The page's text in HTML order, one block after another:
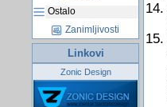
Ostalo
Zanimljivosti
Linkovi
Zonic Design